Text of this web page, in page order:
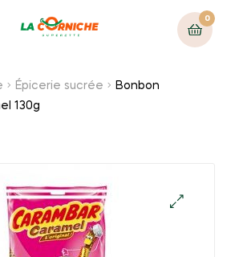
0
Épicerie sucrée
Bonbon
130g